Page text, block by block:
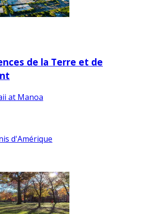
de la Terre et de
at Manoa
d'Amérique